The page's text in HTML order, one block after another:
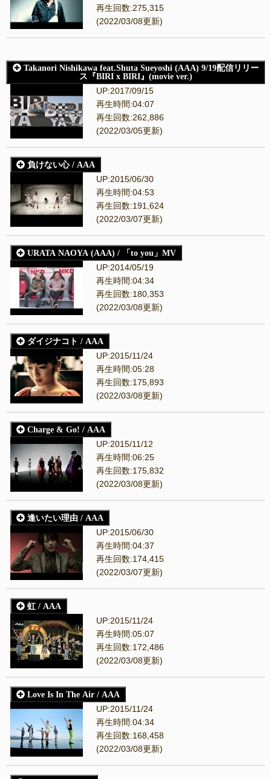
再生回数:275,315
(2022/03/08更新)
Takanori Nishikawa feat.Shuta Sueyoshi (AAA) 9/19配信リリー
ス『BIRI x BIRI』(movie ver.)
UP:2017/09/15
再生時間:04:07
再生回数:262,886
(2022/03/05更新)
負けない心 / AAA
UP:2015/06/30
再生時間:04:53
再生回数:191,624
(2022/03/07更新)
URATA NAOYA (AAA) / 「to you」MV
UP:2014/05/19
再生時間:04:34
再生回数:180,353
(2022/03/08更新)
ダイジナコト / AAA
UP:2015/11/24
再生時間:05:28
再生回数:175,893
(2022/03/08更新)
Charge & Go! / AAA
UP:2015/11/12
再生時間:06:25
再生回数:175,832
(2022/03/08更新)
逢いたい理由 / AAA
UP:2015/06/30
再生時間:04:37
再生回数:174,415
(2022/03/07更新)
虹 / AAA
UP:2015/11/24
再生時間:05:07
再生回数:172,486
(2022/03/08更新)
Love Is In The Air / AAA
UP:2015/11/24
再生時間:04:34
再生回数:168,458
(2022/03/08更新)